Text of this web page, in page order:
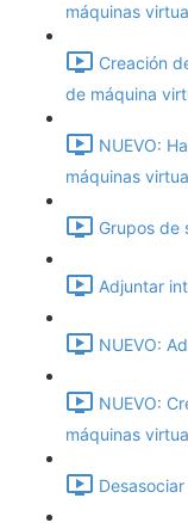
máquinas
Creación
de máquina
NUEVO:
máquinas
Grupos de
Adjuntar
NUEVO:
NUEVO:
máquinas